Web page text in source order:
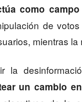
como
de
mientras
la
un cambio